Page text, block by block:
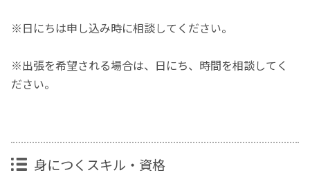
※日にちは申し込み時に相談してください。
※出張を希望される場合は、日にち、時間を相談してく
ださい。
身につくスキル・資格